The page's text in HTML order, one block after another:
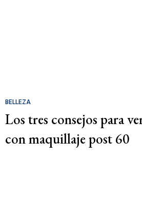
BELLEZA
Los tres consejos para
con maquillaje post 60